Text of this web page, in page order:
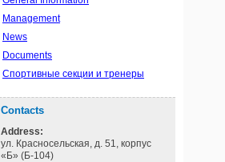
Management
News
Documents
Спортивные секции и тренеры
Contacts
Address:
ул. Красносельская, д. 51, корпус
«Б» (Б-104)